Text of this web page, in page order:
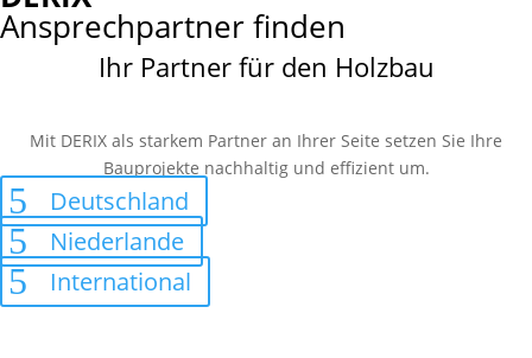
Ansprechpartner finden
Ihr Partner für den Holzbau
Mit DERIX als starkem Partner an Ihrer Seite setzen Sie Ihre
Bauprojekte nachhaltig und effizient um.
Deutschland
Niederlande
International